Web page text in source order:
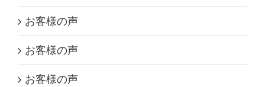
お客様の声
お客様の声
お客様の声